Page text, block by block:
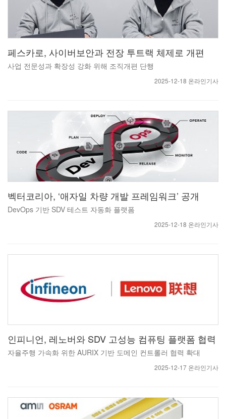
페스카로, 사이버보안과 전장 투트랙 체제로 개편
사업 전문성과 확장성 강화 위해 조직개편 단행
2025-12-18 온라인기사
벡터코리아, ‘애자일 차량 개발 프레임워크’ 공개
DevOps 기반 SDV 테스트 자동화 플랫폼
2025-12-18 온라인기사
인피니언, 레노버와 SDV 고성능 컴퓨팅 플랫폼 협력
자율주행 가속화 위한 AURIX 기반 도메인 컨트롤러 협력 확대
2025-12-17 온라인기사